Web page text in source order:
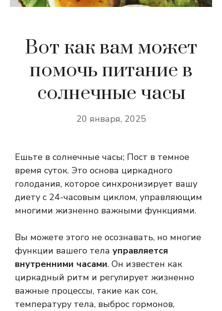
Вот как вам может
помочь питание в
солнечные часы
20 января, 2025
Ешьте в солнечные часы; Пост в темное
время суток. Это основа циркадного
голодания, которое синхронизирует вашу
диету с 24-часовым циклом, управляющим
многими жизненно важными функциями.
Вы можете этого не осознавать, но многие
функции вашего тела управляется
внутренними часами. Он известен как
циркадный ритм и регулирует жизненно
важные процессы, такие как сон,
температуру тела, выброс гормонов,